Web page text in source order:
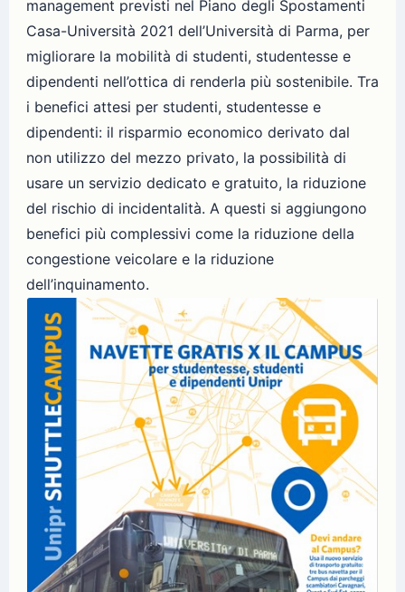
management previsti nel Piano degli Spostamenti
Casa-Università 2021 dell’Università di Parma, per
migliorare la mobilità di studenti, studentesse e
dipendenti nell’ottica di renderla più sostenibile. Tra
i benefici attesi per studenti, studentesse e
dipendenti: il risparmio economico derivato dal
non utilizzo del mezzo privato, la possibilità di
usare un servizio dedicato e gratuito, la riduzione
del rischio di incidentalità. A questi si aggiungono
benefici più complessivi come la riduzione della
congestione veicolare e la riduzione
dell’inquinamento.